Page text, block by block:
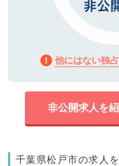
他にはない独
非公開求人を
千葉県松戸市の求人